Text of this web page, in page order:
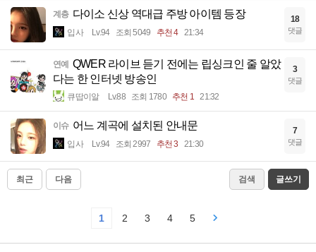
계층 다이소 신상 역대급 주방 아이템 등장
입사 Lv.94 조회 5049 추천 4 21:34
18
댓글
연예
QWER 라이브 듣기 전에는 립싱크인 줄 알았
다는 한 인터넷 방송인
큐땁이알 Lv.88 조회 1780 추천 1 21:32
3
댓글
이슈 어느 계곡에 설치된 안내문
입사 Lv.94 조회 2997 추천 3 21:30
7
댓글
최근 다음 검색 글쓰기
1 2 3 4 5